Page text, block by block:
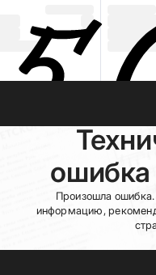
ошибка
Произошла
информацию,